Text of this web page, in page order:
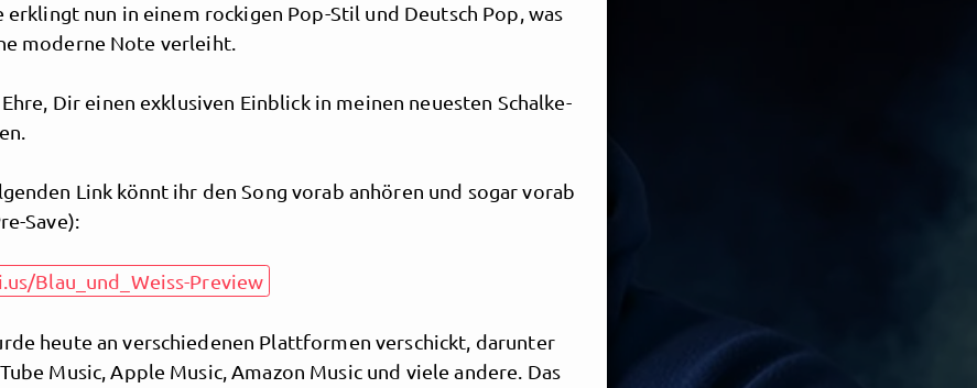
Schalkesopa
nun in einem rockigen Pop-Stil und Deutsch Pop, was
moderne Note verleiht.
Dir einen exklusiven Einblick in meinen neuesten Schalke-
Link könnt ihr den Song vorab anhören und sogar vorab
Save):
Blau_und_Weiss-Preview
heute an verschiedenen Plattformen verschickt, darunter
Music, Apple Music, Amazon Music und viele andere. Das